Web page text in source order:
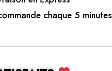
chaque 5 minutes